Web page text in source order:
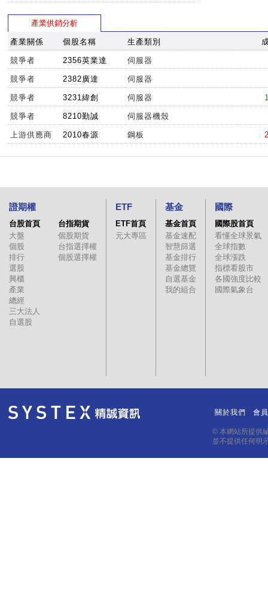
產業供銷分析
產業關係 個股名稱 生產類別
競爭者 2356英業達 伺服器
競爭者 2382廣達 伺服器
競爭者 3231緯創 伺服器
競爭者 8210勤誠 伺服器機殼
上游供應商 2010春源 鋼板
證期權
台股首頁
大盤
個股
排行
選股
興櫃
產業
總經
三大法人
自選股
台指期貨
個股期貨
台指選擇權
個股選擇權
ETF
ETF首頁
元大專區
基金
基金首頁
基金速配
智慧篩選
基金排行
基金總覽
自選基金
我的組合
國際
國際股首頁
看懂全球景氣
全球指數
全球漲跌
指標看股市
各國強度比較
國際氣象台
關於我們 會
© 本網站所提供
並不提供任何明